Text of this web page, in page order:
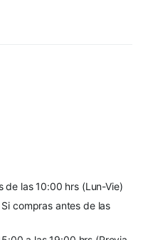
de las 10:00 hrs (Lun-Vie)
compras antes de las